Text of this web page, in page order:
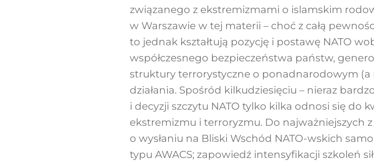
związanego z ekstremizmami o islamskim
w Warszawie w tej materii – choć z całą
to jednak kształtują pozycję i postawę NATO
współczesnego bezpieczeństwa państw,
struktury terrorystyczne o ponadnarodowym
działania. Spośród kilkudziesięciu – nieraz
i decyzji szczytu NATO tylko kilka odnosi się do
ekstremizmu i terroryzmu. Do najważniejszych
o wysłaniu na Bliski Wschód NATO-wskich
typu AWACS; zapowiedź intensyfikacji szkoleń